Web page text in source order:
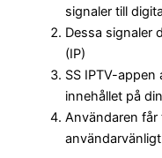
signaler till
Dessa signaler
(IP)
SS IPTV-
innehållet på
Användaren får